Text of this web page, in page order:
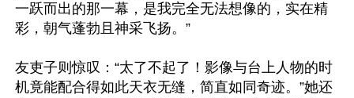
一跃而出的那一幕，是我完全无法想像的，实在精
彩，朝气蓬勃且神采飞扬。”
友吏子则惊叹：“太了不起了！影像与台上人物的时
机竟能配合得如此天衣无缝，简直如同奇迹。”她还